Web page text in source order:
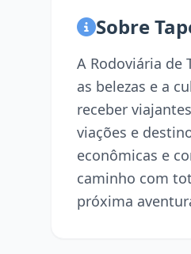
Sobre
A Rodoviária de
as belezas e a
receber
viações e
econômicas e
caminho com
próxima